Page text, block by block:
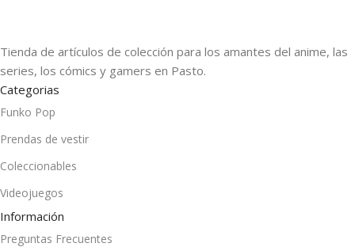
Tienda de artículos de colección para los amantes del anime, las
series, los cómics y gamers en Pasto.
Categorias
Funko Pop
Prendas de vestir
Coleccionables
Videojuegos
Información
Preguntas Frecuentes